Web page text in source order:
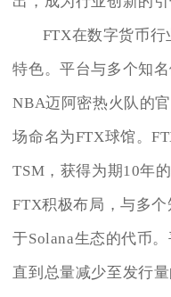
FTX在数字货币
特色。平台与多个知
NBA迈阿密热火队的
场命名为FTX球馆。
TSM，获得为期10年
FTX积极布局，与多
于Solana生态的代币
直到总量减少至发行